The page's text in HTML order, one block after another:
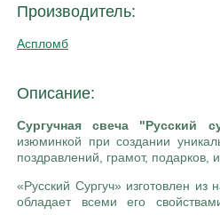
Производитель:
Аспломб
Описание:
Сургучная свеча "Русский
изюминкой при создании
поздравлений, грамот, подарков, и
«Русский Сургуч» изготовлен из
обладает всеми его